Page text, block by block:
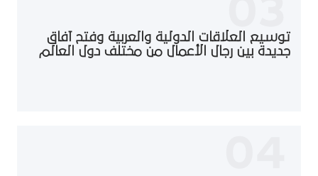
توسيع العلاقات الدولية والعربية وفتح آفاق
جديدة بين رجال الأعمال من مختلف دول العالم